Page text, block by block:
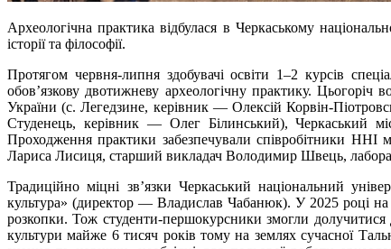
Археологічна практика відбулася в Черкаському
історії та філософії.
Протягом червня-липня здобувачі освіти 1–2 курсів
обов’язкову двотижневу археологічну практику. Цьогоріч
України (с. Легедзине, керівник — Олексій Корвін-
Студенець, керівник — Олег Білинський), Черкаський
Проходження практики забезпечували співробітники ННІ
Лариса Лисиця, старший викладач Володимир Швець,
Традиційно міцні зв’язки Черкаський національний
культура» (директор — Владислав Чабанюк). У 2025 році на
розкопки. Тож студенти-першокурсники змогли долучитися
культури майже 6 тисяч років тому на землях сучасної